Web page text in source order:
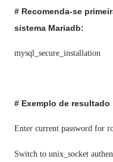
# Recomenda-se
sistema Mariadb:
mysql_secure_installation
# Exemplo de resultado
Enter current password for
Switch to unix_socket